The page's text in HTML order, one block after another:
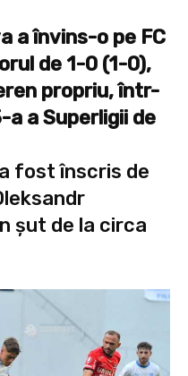
a învins-o pe FC
de 1-0 (1-0),
propriu, într-
a a Superligii de
fost înscris de
șut de la circa